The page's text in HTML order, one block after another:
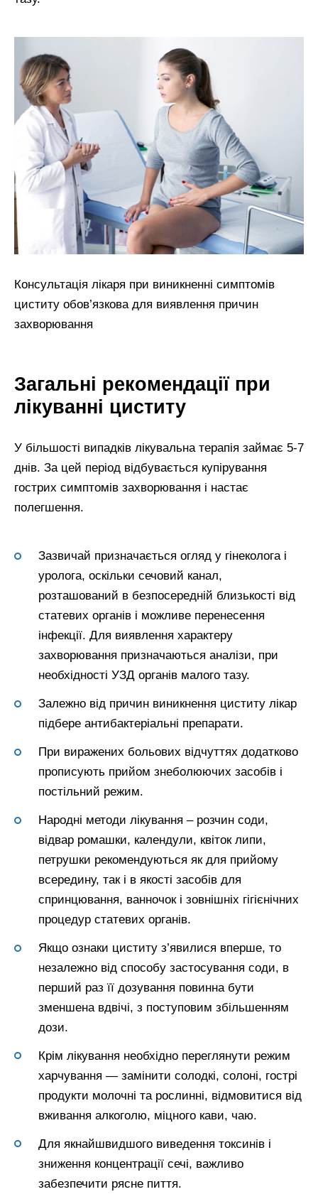
Консультація лікаря при виникненні симптомів
циститу обов’язкова для виявлення причин
захворювання
Загальні рекомендації при
лікуванні циститу
У більшості випадків лікувальна терапія займає 5-7
днів. За цей період відбувається купірування
гострих симптомів захворювання і настає
полегшення.
Зазвичай призначається огляд у гінеколога і
уролога, оскільки сечовий канал,
розташований в безпосередній близькості від
статевих органів і можливе перенесення
інфекції. Для виявлення характеру
захворювання призначаються аналізи, при
необхідності УЗД органів малого тазу.
Залежно від причин виникнення циститу лікар
підбере антибактеріальні препарати.
При виражених больових відчуттях додатково
прописують прийом знеболюючих засобів і
постільний режим.
Народні методи лікування – розчин соди,
відвар ромашки, календули, квіток липи,
петрушки рекомендуються як для прийому
всередину, так і в якості засобів для
спринцювання, ванночок і зовнішніх гігієнічних
процедур статевих органів.
Якщо ознаки циститу з’явилися вперше, то
незалежно від способу застосування соди, в
перший раз її дозування повинна бути
зменшена вдвічі, з поступовим збільшенням
дози.
Крім лікування необхідно переглянути режим
харчування — замінити солодкі, солоні, гострі
продукти молочні та рослинні, відмовитися від
вживання алкоголю, міцного кави, чаю.
Для якнайшвидшого виведення токсинів і
зниження концентрації сечі, важливо
забезпечити рясне пиття.